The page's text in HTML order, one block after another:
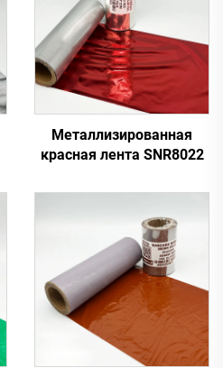
Металлизированная
красная лента SNR8022